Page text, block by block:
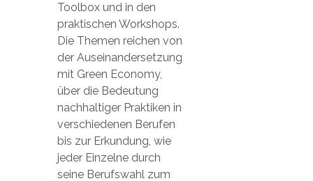
Toolbox und in den
praktischen Workshops.
Die Themen reichen von
der Auseinandersetzung
mit Green Economy,
über die Bedeutung
nachhaltiger Praktiken in
verschiedenen Berufen
bis zur Erkundung, wie
jeder Einzelne durch
seine Berufswahl zum